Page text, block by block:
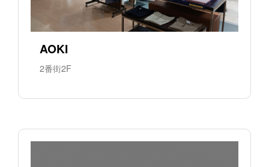
AOKI
2番街2F